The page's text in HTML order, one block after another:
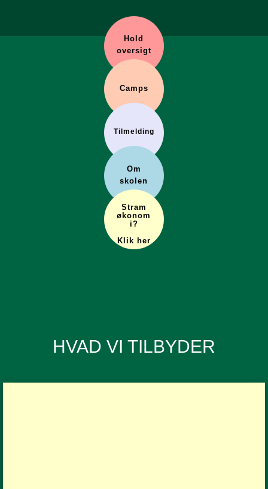
Hold
oversigt
Camps
Tilmelding
Om
skolen
Stram
økonom
i?
Klik her
HVAD VI TILBYDER